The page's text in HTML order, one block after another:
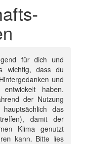
für dich und
wichtig, dass du
und
haben.
der Nutzung
das
damit der
Klima genutzt
kann. Bitte lies